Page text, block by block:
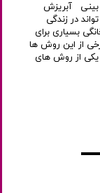
بینی آبریزش
در زندگی
بسیاری برای
از این روش ها
یکی از روش های